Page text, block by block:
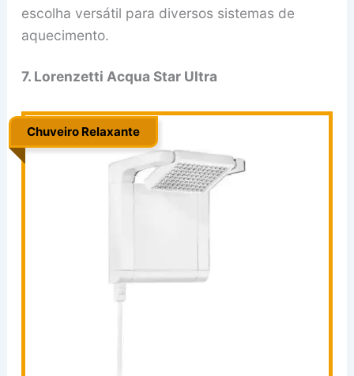
escolha versátil para diversos sistemas de
aquecimento.
7. Lorenzetti Acqua Star Ultra
.
Chuveiro Relaxante